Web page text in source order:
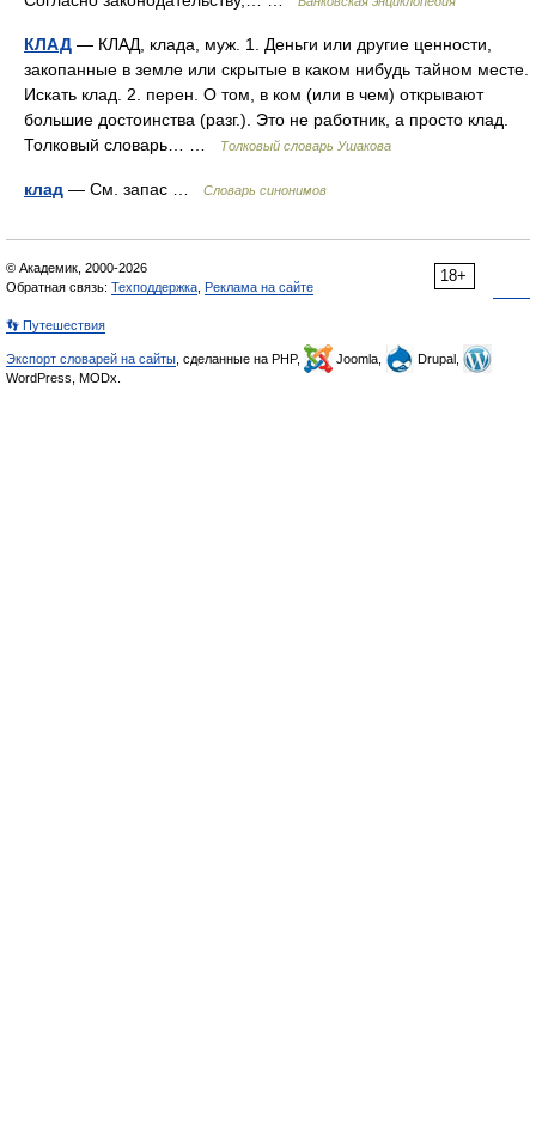
КЛАД — КЛАД, клада, муж. 1. Деньги или другие ценности,
закопанные в земле или скрытые в каком нибудь тайном месте.
Искать клад. 2. перен. О том, в ком (или в чем) открывают
большие достоинства (разг.). Это не работник, а просто клад.
Толковый словарь… …
Толковый словарь Ушакова
клад — См. запас … Словарь синонимов
18+
© Академик, 2000-2026
Обратная связь: Техподдержка Реклама на сайте
👣 Путешествия
Экспорт словарей на сайты , сделанные на PHP, Joomla,
Drupal,
WordPress, MODx.